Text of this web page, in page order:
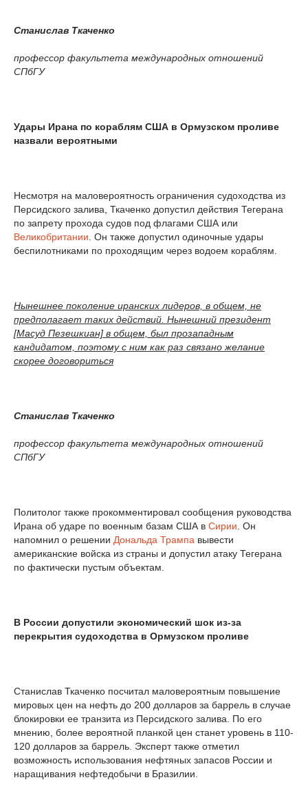
Станислав Ткаченко
профессор факультета международных отношений
СПбГУ
Удары Ирана по кораблям США в Ормузском проливе
назвали вероятными
Несмотря на маловероятность ограничения судоходства из
Персидского залива, Ткаченко допустил действия Тегерана
по запрету прохода судов под флагами США или
Великобритании . Он также допустил одиночные удары
беспилотниками по проходящим через водоем кораблям.
Нынешнее поколение иранских лидеров, в общем, не
предполагает таких действий. Нынешний президент
[Масуд Пезешкиан] в общем, был прозападным
кандидатом, поэтому с ним как раз связано желание
скорее договориться
Станислав Ткаченко
профессор факультета международных отношений
СПбГУ
Политолог также прокомментировал сообщения руководства
Ирана об ударе по военным базам США в Сирии . Он
напомнил о решении Дональда Трампа вывести
американские войска из страны и допустил атаку Тегерана
по фактически пустым объектам.
В России допустили экономический шок из-за
перекрытия судоходства в Ормузском проливе
Станислав Ткаченко посчитал маловероятным повышение
мировых цен на нефть до 200 долларов за баррель в случае
блокировки ее транзита из Персидского залива. По его
мнению, более вероятной планкой цен станет уровень в 110-
120 долларов за баррель. Эксперт также отметил
возможность использования нефтяных запасов России и
наращивания нефтедобычи в Бразилии.